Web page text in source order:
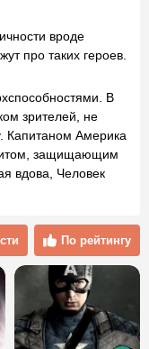
вроде
про таких героев.
В
зрителей, не
Капитаном Америка
защищающим
вдова, Человек
По рейтингу